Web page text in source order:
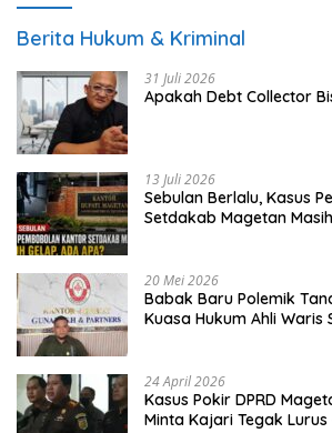
Berita Hukum & Kriminal
31 Juli 2026
Apakah Debt Collector
13 Juli 2026
Sebulan Berlalu, Kasus
Setdakab Magetan
20 Mei 2026
Babak Baru Polemik
Kuasa Hukum Ahli Waris
24 April 2026
Kasus Pokir DPRD
Minta Kajari Tegak